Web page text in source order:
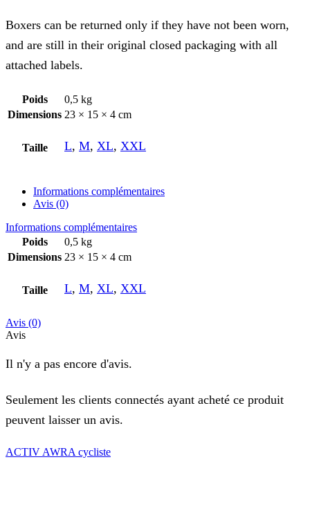
Boxers can be returned only if they have not been worn,
and are still in their original closed packaging with all
attached labels.
Poids
0,5 kg
Dimensions 23 × 15 × 4 cm
Taille L, M, XL, XXL
Informations complémentaires
Avis (0)
Informations complémentaires
Poids
0,5 kg
Dimensions 23 × 15 × 4 cm
Taille L, M, XL, XXL
Avis (0)
Avis
Il n'y a pas encore d'avis.
Seulement les clients connectés ayant acheté ce produit
peuvent laisser un avis.
ACTIV AWRA cycliste